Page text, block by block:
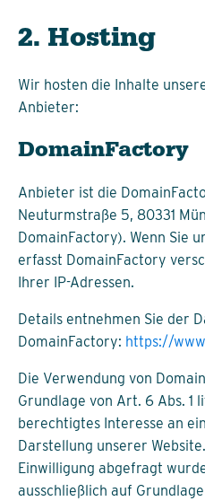
2. Hosting
Wir hosten die Inhalte
Anbieter:
DomainFactory
Anbieter ist die
Neuturmstraße 5, 80331
DomainFactory). Wenn Sie
erfasst DomainFactory
Ihrer IP-Adressen.
Details entnehmen Sie der
DomainFactory: https://
Die Verwendung von
Grundlage von Art. 6 Abs. 1
berechtigtes Interesse an
Darstellung unserer
Einwilligung abgefragt
ausschließlich auf